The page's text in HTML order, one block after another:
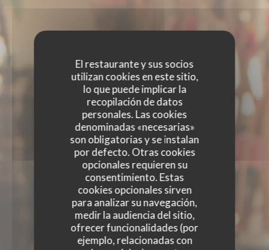
El restaurante y sus socios
utilizan cookies en este sitio,
lo que puede implicar la
recopilación de datos
personales. Las cookies
denominadas «necesarias»
son obligatorias y se instalan
por defecto. Otras cookies
opcionales requieren su
consentimiento. Estas
cookies opcionales sirven
para analizar su navegación,
medir la audiencia del sitio,
ofrecer funcionalidades (por
ejemplo, relacionadas con